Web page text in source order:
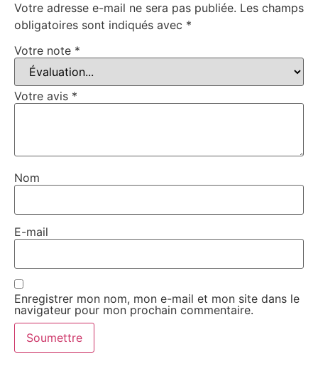
Votre adresse e-mail ne sera pas publiée. Les champs
obligatoires sont indiqués avec *
Votre note *
Votre avis *
Nom
E-mail
Enregistrer mon nom, mon e-mail et mon site dans le
navigateur pour mon prochain commentaire.